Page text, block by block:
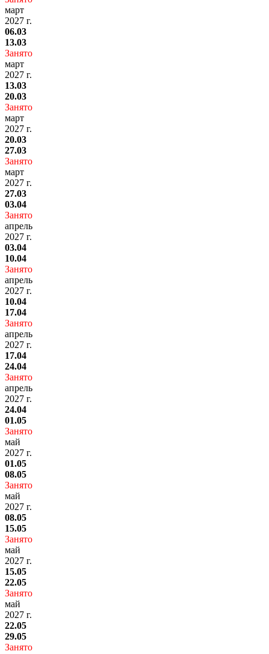
март
2027 г.
06.03
13.03
Занято
март
2027 г.
13.03
20.03
Занято
март
2027 г.
20.03
27.03
Занято
март
2027 г.
27.03
03.04
Занято
апрель
2027 г.
03.04
10.04
Занято
апрель
2027 г.
10.04
17.04
Занято
апрель
2027 г.
17.04
24.04
Занято
апрель
2027 г.
24.04
01.05
Занято
май
2027 г.
01.05
08.05
Занято
май
2027 г.
08.05
15.05
Занято
май
2027 г.
15.05
22.05
Занято
май
2027 г.
22.05
29.05
Занято